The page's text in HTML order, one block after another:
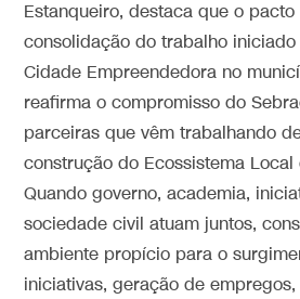
Estanqueiro, destaca que o
consolidação do trabalho
Cidade Empreendedora no
reafirma o compromisso do
parceiras que vêm trabalhando
construção do Ecossistema Local
Quando governo, academia,
sociedade civil atuam juntos,
ambiente propício para o
iniciativas, geração de